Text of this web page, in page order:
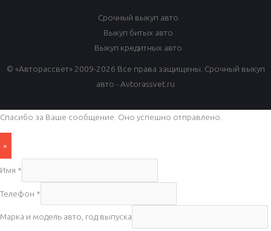
Срочный выкуп авто
Выкуп битых авто
Выкуп кредитных авто
© «Авторассвет» 2009-2026 Все права защищены. Срочный выкуп
авто - Avtorassvet.ru
Спасибо за Ваше сообщение. Оно успешно отправлено.
×
Имя *
Телефон *
Марка и модель авто, год выпуска